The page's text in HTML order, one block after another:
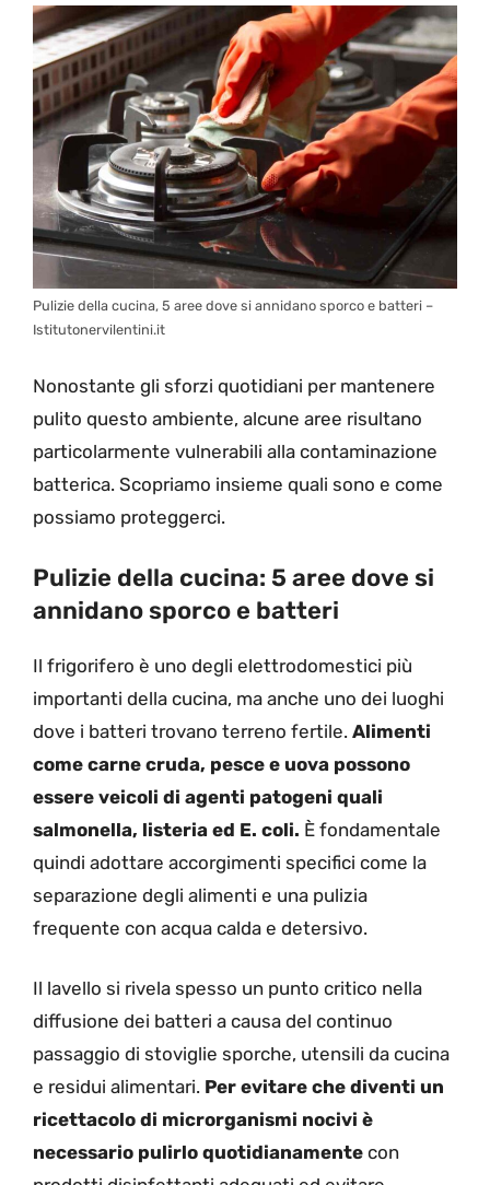
Pulizie della cucina, 5 aree dove si annidano sporco e batteri –
Istitutonervilentini.it
Nonostante gli sforzi quotidiani per mantenere
pulito questo ambiente, alcune aree risultano
particolarmente vulnerabili alla contaminazione
batterica. Scopriamo insieme quali sono e come
possiamo proteggerci.
Pulizie della cucina: 5 aree dove si
annidano sporco e batteri
Il frigorifero è uno degli elettrodomestici più
importanti della cucina, ma anche uno dei luoghi
dove i batteri trovano terreno fertile. Alimenti
come carne cruda, pesce e uova possono
essere veicoli di agenti patogeni quali
salmonella, listeria ed E. coli. È fondamentale
quindi adottare accorgimenti specifici come la
separazione degli alimenti e una pulizia
frequente con acqua calda e detersivo.
Il lavello si rivela spesso un punto critico nella
diffusione dei batteri a causa del continuo
passaggio di stoviglie sporche, utensili da cucina
e residui alimentari. Per evitare che diventi un
ricettacolo di microrganismi nocivi è
necessario pulirlo quotidianamente con